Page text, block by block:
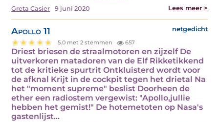
Greta Casier 9 juni 2020 Lees meer >
Apollo 11 netgedicht
5.0 met 2 stemmen 657
Driest briesen de straalmotoren en zijzelf De
uitverkoren matadoren van de Elf Rikketikkend
tot de kritieke spurtrit Ontkluisterd wordt voor
de afknal Krijt in de cockpit tegen het drietal Na
het "moment supreme" beslist Doorheen de
ether een radiostem vergewist: "Apollo,jullie
hebben het gemist!" De hotemetoten op Nasa's
gastenlijst…